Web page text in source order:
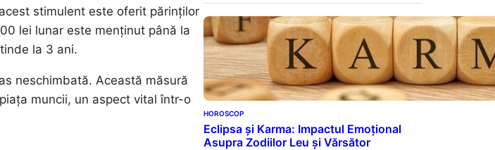
stimulent este oferit părinților
lei lunar este menținut până la
la 3 ani.
neschimbată. Această măsură
muncii, un aspect vital într-o
HOROSCOP
Eclipsa și Karma: Impactul Emoțional
Asupra Zodiilor Leu și Vărsător